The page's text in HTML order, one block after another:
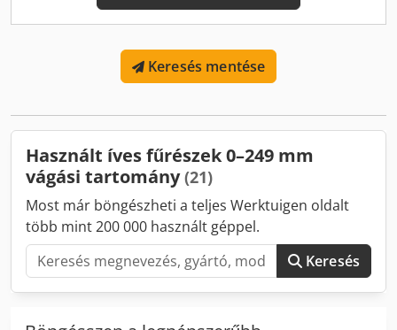
Keresés mentése
Használt íves fűrészek 0–249 mm
vágási tartomány(21)
Most már böngészheti a teljes Werktuigen oldalt
több mint 200 000 használt géppel.
Keresés